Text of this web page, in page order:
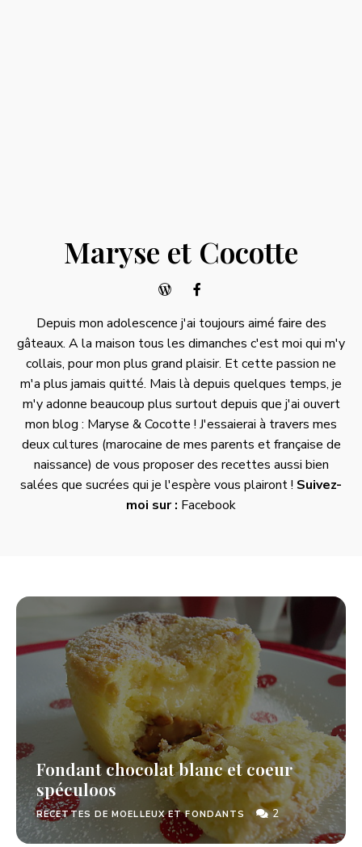
Maryse et Cocotte
Depuis mon adolescence j'ai toujours aimé faire des
gâteaux. A la maison tous les dimanches c'est moi qui m'y
collais, pour mon plus grand plaisir. Et cette passion ne
m'a plus jamais quitté. Mais là depuis quelques temps, je
m'y adonne beaucoup plus surtout depuis que j'ai ouvert
mon blog : Maryse & Cocotte ! J'essaierai à travers mes
deux cultures (marocaine de mes parents et française de
naissance) de vous proposer des recettes aussi bien
salées que sucrées qui je l'espère vous plairont ! Suivez-
moi sur : Facebook
Fondant chocolat blanc et coeur
spéculoos
RECETTES DE MOELLEUX ET FONDANTS 2